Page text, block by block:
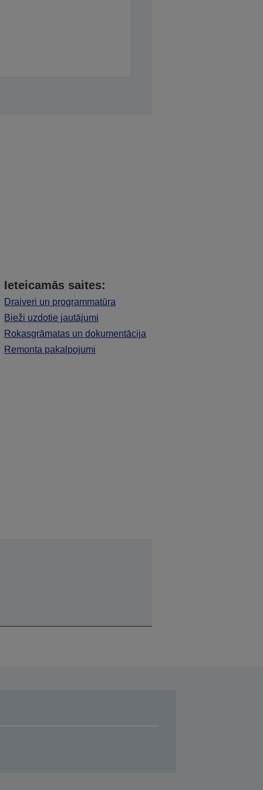
Ieteicamās saites:
Draiveri un programmatūra
Bieži uzdotie jautājumi
Rokasgrāmatas un dokumentācija
Remonta pakalpojumi